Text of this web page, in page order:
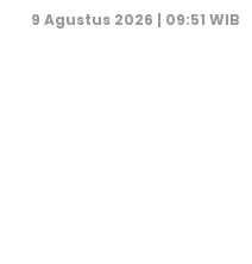
9 Agustus 2026 | 09:51 WIB